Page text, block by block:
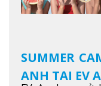
SUMMER
ANH TẠI EV